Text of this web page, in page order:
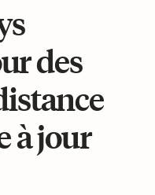
des
à jour